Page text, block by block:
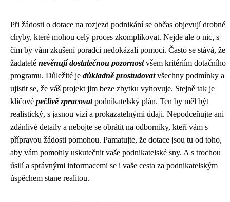
Při žádosti o dotace na rozjezd podnikání se občas objevují drobné
chyby, které mohou celý proces zkomplikovat. Nejde ale o nic, s
čím by vám zkušení poradci nedokázali pomoci. Často se stává, že
žadatelé nevěnují dostatečnou pozornostvšem kritériím dotačního
programu. Důležité je důkladně prostudovatvšechny podmínky a
ujistit se, že váš projekt jim beze zbytku vyhovuje. Stejně tak je
klíčové pečlivě zpracovatpodnikatelský plán. Ten by měl být
realistický, s jasnou vizí a prokazatelnými údaji. Nepodceňujte ani
zdánlivé detaily a nebojte se obrátit na odborníky, kteří vám s
přípravou žádosti pomohou. Pamatujte, že dotace jsou tu od toho,
aby vám pomohly uskutečnit vaše podnikatelské sny. A s trochou
úsilí a správnými informacemi se i vaše cesta za podnikatelským
úspěchem stane realitou.